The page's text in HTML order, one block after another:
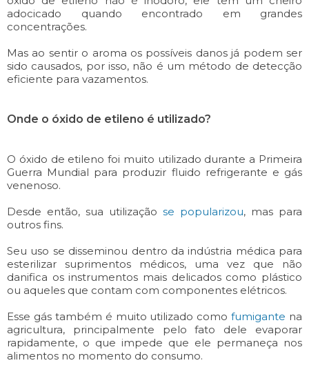
adocicado quando encontrado em grandes
concentrações.
Mas ao sentir o aroma os possíveis danos já podem ser
sido causados, por isso, não é um método de detecção
eficiente para vazamentos.
Onde o óxido de etileno é utilizado?
O óxido de etileno foi muito utilizado durante a Primeira
Guerra Mundial para produzir fluido refrigerante e gás
venenoso.
Desde então, sua utilização se popularizou, mas para
outros fins.
Seu uso se disseminou dentro da indústria médica para
esterilizar suprimentos médicos, uma vez que não
danifica os instrumentos mais delicados como plástico
ou aqueles que contam com componentes elétricos.
Esse gás também é muito utilizado comofumigante na
agricultura, principalmente pelo fato dele evaporar
rapidamente, o que impede que ele permaneça nos
alimentos no momento do consumo.